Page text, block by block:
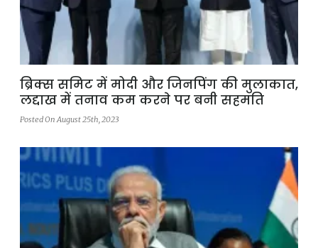
ब्रिक्स समिट में मोदी और जिनपिंग की मुलाकात,
लद्दाख में तनाव कम करने पर बनी सहमति
Posted On August 25th, 2023